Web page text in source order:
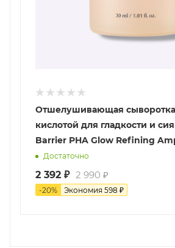
Отшелушивающая сыворотка
кислотой для гладкости и
Barrier PHA Glow Refining
Достаточно
2 392 ₽ 2 990 ₽
-20% Экономия 598 ₽